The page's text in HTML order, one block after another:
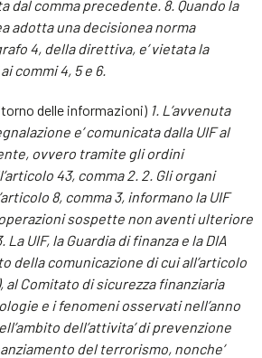
dal comma precedente. 8. Quando la
adotta una decisioneanorma
4, della direttiva, e’ vietata la
commi 4, 5 e 6.
delle informazioni) 1. L’avvenuta
e’ comunicata dalla UIF al
ovvero tramite gli ordini
43, comma 2. 2. Gli organi
8, comma 3, informano la UIF
sospette non aventi ulteriore
UIF, la Guardia di finanza e la DIA
della comunicazione di cui all’articolo
al Comitato di sicurezza finanziaria
e i fenomeni osservati nell’anno
dell’attivita’ di prevenzione
del terrorismo, nonche’